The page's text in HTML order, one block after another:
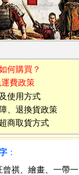
何購買？
費政策
使用方式
、退換貨政策
商取貨方式
：
曾祺 繪畫
一帶一